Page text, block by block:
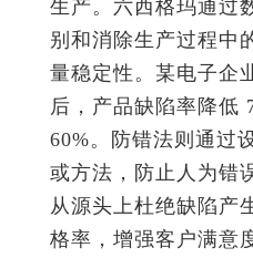
生产。六西格玛通过
别和消除生产过程中
量稳定性。某电子企
后，产品缺陷率降低
60%。防错法则通过
或方法，防止人为错
从源头上杜绝缺陷产
格率，增强客户满意